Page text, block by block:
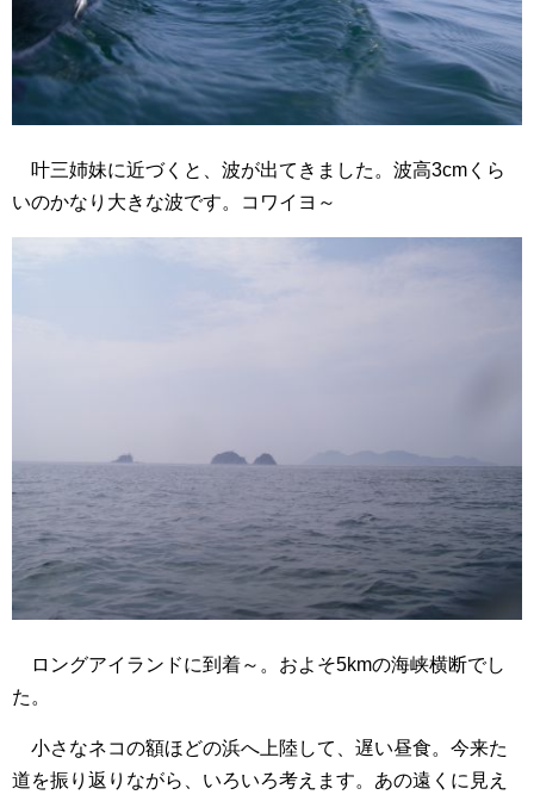
叶三姉妹に近づくと、波が出てきました。波高3cmくら
いのかなり大きな波です。コワイヨ～
ロングアイランドに到着～。およそ5kmの海峡横断でし
た。
小さなネコの額ほどの浜へ上陸して、遅い昼食。今来た
道を振り返りながら、いろいろ考えます。あの遠くに見え